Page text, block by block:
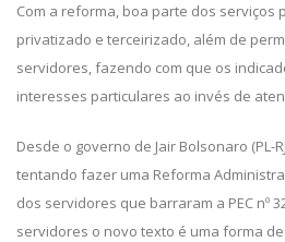
Com a reforma, boa parte dos serviços
privatizado e terceirizado, além de
servidores, fazendo com que os
interesses particulares ao invés de
Desde o governo de Jair Bolsonaro (PL-
tentando fazer uma Reforma
dos servidores que barraram a PEC nº
servidores o novo texto é uma forma